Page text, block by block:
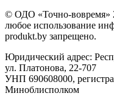
© ОДО «Точно-вовремя»
любое использование
produkt.by запрещено.
Юридический адрес:
ул. Платонова, 22-707
УНП 690608000,
Миноблисполком